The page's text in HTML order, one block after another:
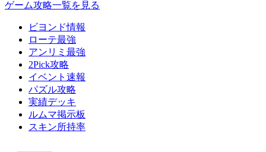
ゲーム攻略一覧を見る
ビヨンド情報
ローテ最強
アンリミ最強
2Pick攻略
イベント速報
パズル攻略
実績デッキ
ルムマ掲示板
スキン所持率